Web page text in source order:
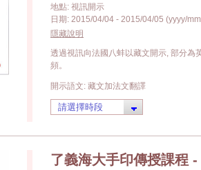
地點: 視訊開示
日期: 2015/04/04 - 2015/04/05 (yyyy/
隱藏說明
透過視訊向法國八蚌以藏文開示, 部分為
頻。
開示語文: 藏文加法文翻譯
了義海大手印傳授課程